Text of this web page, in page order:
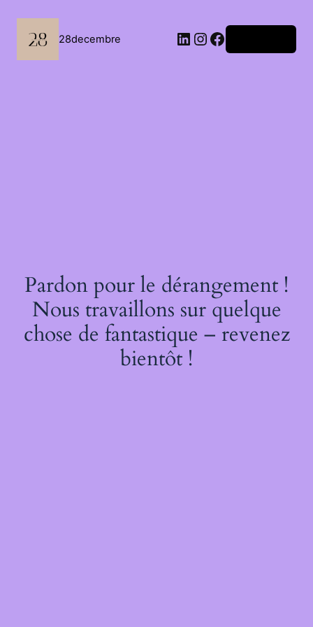
contenu
28decembre LinkedIn
Instagram
Facebook
Pardon pour le dérangement !
Nous travaillons sur quelque
chose de fantastique – revenez
bientôt !